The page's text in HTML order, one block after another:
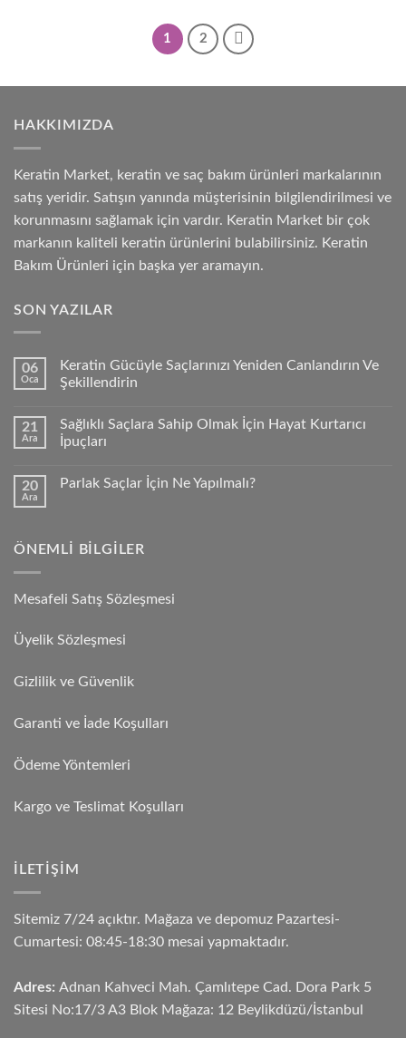
1 2
HAKKIMIZDA
Keratin Market, keratin ve saç bakım ürünleri markalarının
satış yeridir. Satışın yanında müşterisinin bilgilendirilmesi ve
korunmasını sağlamak için vardır. Keratin Market bir çok
markanın kaliteli keratin ürünlerini bulabilirsiniz. Keratin
Bakım Ürünleri için başka yer aramayın.
SON YAZILAR
06
Oca
Keratin Gücüyle Saçlarınızı Yeniden Canlandırın Ve
Şekillendirin
21
Ara
Sağlıklı Saçlara Sahip Olmak İçin Hayat Kurtarıcı
İpuçları
20
Ara
Parlak Saçlar İçin Ne Yapılmalı?
ÖNEMLI BILGILER
Mesafeli Satış Sözleşmesi
Üyelik Sözleşmesi
Gizlilik ve Güvenlik
Garanti ve İade Koşulları
Ödeme Yöntemleri
Kargo ve Teslimat Koşulları
İLETIŞIM
Sitemiz 7/24 açıktır. Mağaza ve depomuz Pazartesi-
Cumartesi: 08:45-18:30 mesai yapmaktadır.
Adres: Adnan Kahveci Mah. Çamlıtepe Cad. Dora Park 5
Sitesi No:17/3 A3 Blok Mağaza: 12 Beylikdüzü/İstanbul